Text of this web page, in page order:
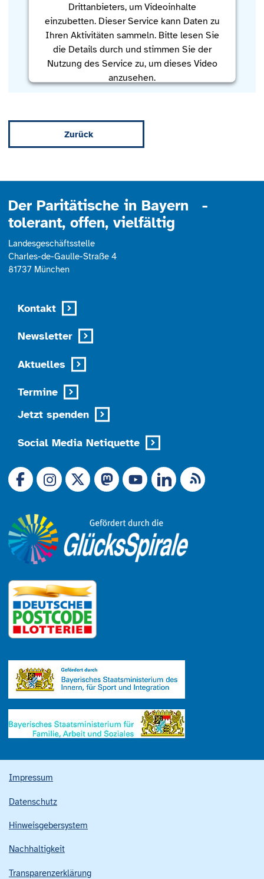
Drittanbieters, um Videoinhalte
einzubetten. Dieser Service kann Daten zu
Ihren Aktivitäten sammeln. Bitte lesen Sie
die Details durch und stimmen Sie der
Nutzung des Service zu, um dieses Video
anzusehen.
Management Platform
Zurück
Der Paritätische in Bayern -
tolerant, offen, vielfältig
Landesgeschäftsstelle
Charles-de-Gaulle-Straße 4
81737 München
Kontakt
Newsletter
Aktuelles
Termine
Jetzt spenden
Social Media Netiquette
Link zu X (Ex-Twitter)
RSS-Feed
Impressum
Datenschutz
Hinweisgebersystem
Nachhaltigkeit
Transparenzerklärung